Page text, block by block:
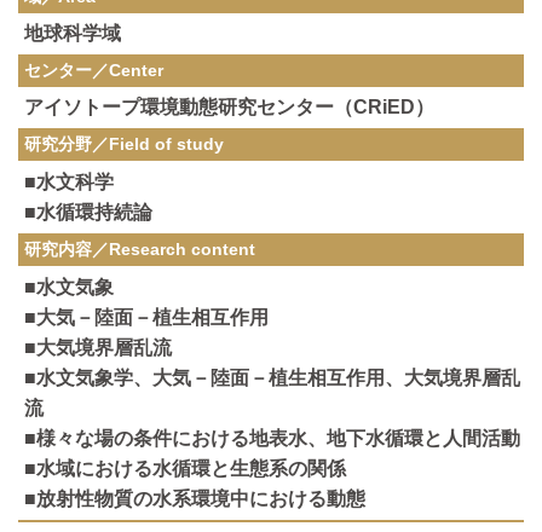
地球科学域
センター／Center
アイソトープ環境動態研究センター（CRiED）
研究分野／Field of study
■水文科学
■水循環持続論
研究内容／Research content
■水文気象
■大気－陸面－植生相互作用
■大気境界層乱流
■水文気象学、大気－陸面－植生相互作用、大気境界層乱
流
■様々な場の条件における地表水、地下水循環と人間活動
■水域における水循環と生態系の関係
■放射性物質の水系環境中における動態